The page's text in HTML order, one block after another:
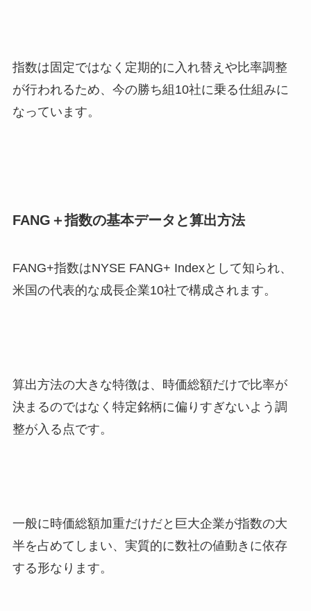
指数は固定ではなく定期的に入れ替えや比率調整
が行われるため、今の勝ち組10社に乗る仕組みに
なっています。
FANG＋指数の基本データと算出方法
FANG+指数はNYSE FANG+ Indexとして知られ、
米国の代表的な成長企業10社で構成されます。
算出方法の大きな特徴は、時価総額だけで比率が
決まるのではなく特定銘柄に偏りすぎないよう調
整が入る点です。
一般に時価総額加重だけだと巨大企業が指数の大
半を占めてしまい、実質的に数社の値動きに依存
する形なります。